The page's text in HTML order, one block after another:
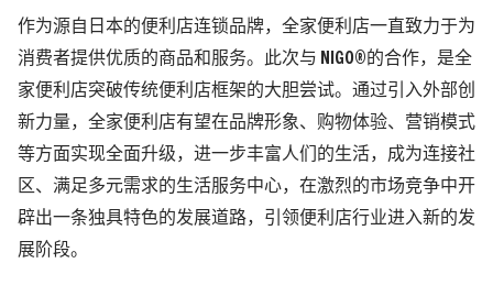
作为源自日本的便利店连锁品牌，全家便利店一直致力于为
消费者提供优质的商品和服务。此次与 NIGO®︎的合作，是全
家便利店突破传统便利店框架的大胆尝试。通过引入外部创
新力量，全家便利店有望在品牌形象、购物体验、营销模式
等方面实现全面升级，进一步丰富人们的生活，成为连接社
区、满足多元需求的生活服务中心，在激烈的市场竞争中开
辟出一条独具特色的发展道路，引领便利店行业进入新的发
展阶段。